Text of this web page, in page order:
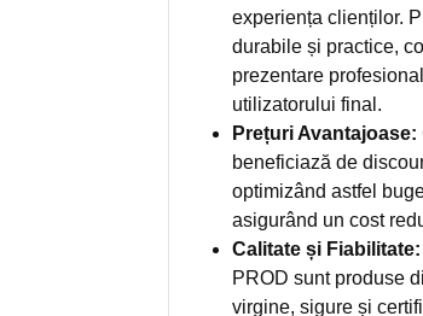
experiența clienților.
durabile și practice,
prezentare
utilizatorului final.
Prețuri Avantajoase:
beneficiază de
optimizând astfel
asigurând un cost
Calitate și Fiabilitate:
PROD sunt produse
virgine, sigure și